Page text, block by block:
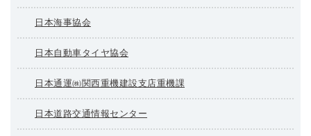
日本海事協会
日本自動車タイヤ協会
日本通運㈱関西重機建設支店重機課
日本道路交通情報センター